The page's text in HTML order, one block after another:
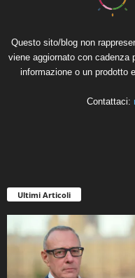
Questo sito/blog non
viene aggiornato con cadenza
informazione o un prodotto
Contattaci:
Ultimi Articoli